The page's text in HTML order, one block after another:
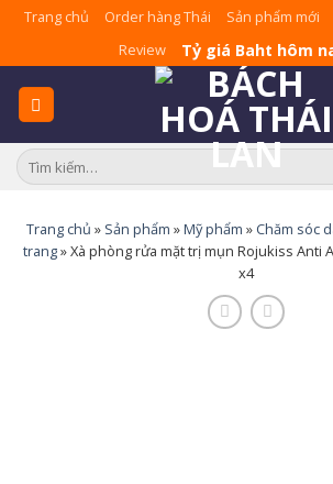
Skip
content
Trang chủ Order hàng Thái Sản phẩm mới
Review
Tỷ giá Baht hôm
Tìm
kiếm:
Trang chủ » Sản phẩm »Mỹ phẩm » Chăm sóc
trang»Xà phòng rửa mặt trị mụn Rojukiss Anti
x4